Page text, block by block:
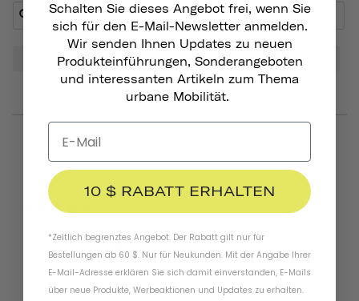
Bell Look Bike Tone Head
United States
I've mounted the bell on my bike.
Easy to install. Like it!!!
Pennant Bicycle Bell Matte Black
Schalten Sie dieses Angebot frei, wenn Sie
sich für den E-Mail-Newsletter anmelden.
Wir senden Ihnen Updates zu neuen
Produkteinführungen, Sonderangeboten
und interessanten Artikeln zum Thema
urbane Mobilität.
10 $ RABATT ERHALTEN
*Zeitlich begrenztes Angebot. Der Rabatt gilt nur für
Bestellungen ab 60 $. Nur für Neukunden. Mit der Angabe Ihrer
E-Mail-Adresse erklären Sie sich damit einverstanden, E-Mails
über neue Produkte, Werbeaktionen und Updates zu erhalten.